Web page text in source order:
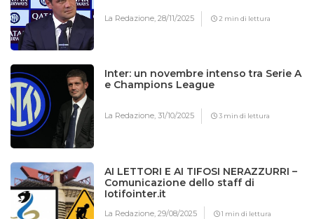
La Redazione,28/11/2025 2 min di lettura
Inter: un novembre intenso tra Serie A
e Champions League
La Redazione,31/10/2025 3 min di lettura
AI LETTORI E AI TIFOSI NERAZZURRI –
Comunicazione dello staff di
Iotifointer.it
La Redazione,29/08/2025 1 min di lettura